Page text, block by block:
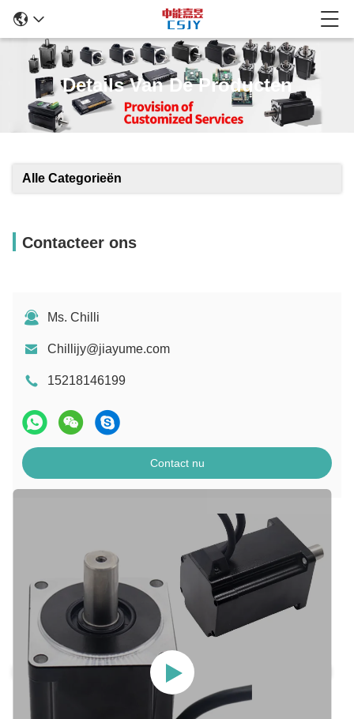
Details Van De Producten
Alle Categorieën
Contacteer ons
Ms. Chilli
Chillijy@jiayume.com
15218146199
Contact nu